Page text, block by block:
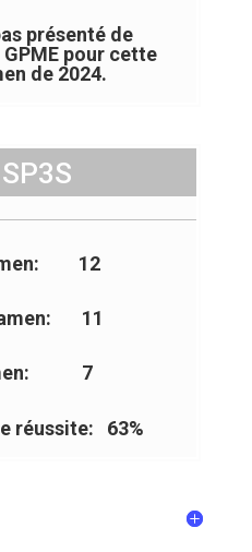
présenté de
pour cette
de 2024.
12
11
7
réussite: 63%